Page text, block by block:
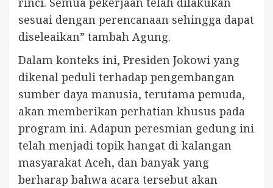
sesuai dengan perencanaan sehingga dapat
diseleaikan” tambah Agung.
Dalam konteks ini, Presiden Jokowi yang
dikenal peduli terhadap pengembangan
sumber daya manusia, terutama pemuda,
akan memberikan perhatian khusus pada
program ini. Adapun peresmian gedung ini
telah menjadi topik hangat di kalangan
masyarakat Aceh, dan banyak yang
berharap bahwa acara tersebut akan